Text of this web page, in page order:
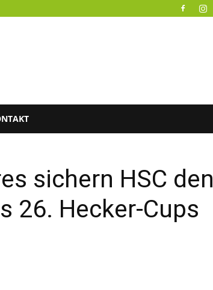
sichern HSC den
26. Hecker-Cups